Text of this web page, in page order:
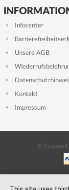
Infocenter
Unsere AGB
Kontakt
Impressum
©